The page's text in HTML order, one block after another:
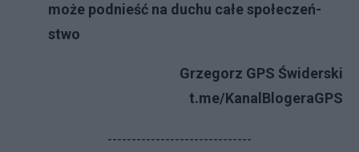
mo­że pod­nie­ść na du­chu ca­łe spo­łe­czeń­
stwo
Grzegorz GPS Świderski
t.me/KanalBlogeraGPS
------------------------------